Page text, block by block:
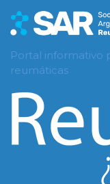
Portal informativo
reumáticas